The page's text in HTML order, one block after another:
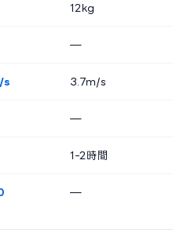
12kg
—
s 3.7m/s
—
1-2時間
—